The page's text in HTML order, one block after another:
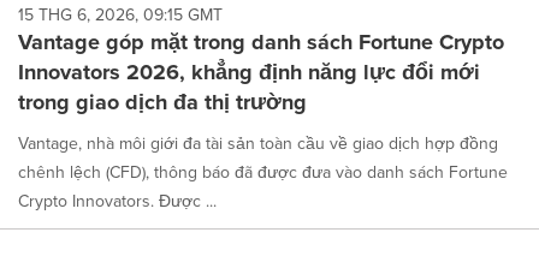
15 THG 6, 2026, 09:15 GMT
Vantage góp mặt trong danh sách Fortune Crypto
Innovators 2026, khẳng định năng lực đổi mới
trong giao dịch đa thị trường
Vantage, nhà môi giới đa tài sản toàn cầu về giao dịch hợp đồng
chênh lệch (CFD), thông báo đã được đưa vào danh sách Fortune
Crypto Innovators. Được ...